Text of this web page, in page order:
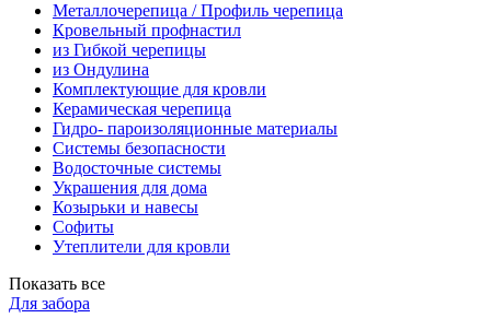
Металлочерепица / Профиль черепица
Кровельный профнастил
из Гибкой черепицы
из Ондулина
Комплектующие для кровли
Керамическая черепица
Гидро- пароизоляционные материалы
Системы безопасности
Водосточные системы
Украшения для дома
Козырьки и навесы
Софиты
Утеплители для кровли
Показать все
Для забора